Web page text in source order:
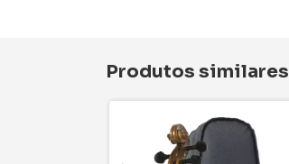
Produtos similares